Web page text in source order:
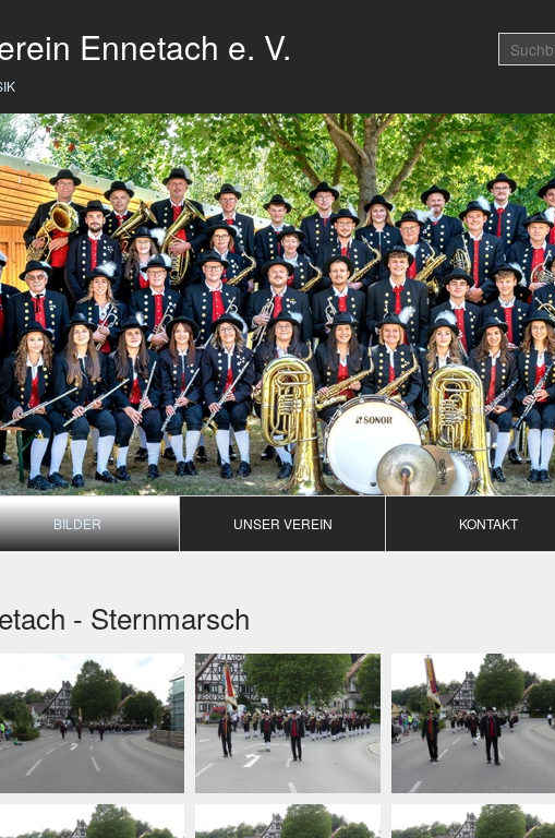
Ennetach e. V.
Fasnetsband(e) Annada
BILDER UNSER VEREIN KONTAKT
- Sternmarsch